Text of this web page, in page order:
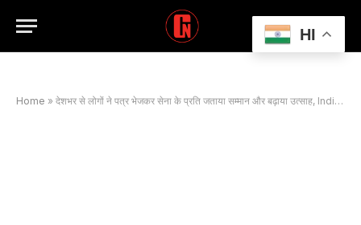
Home » देशभर से लोगों ने पत्र भेजकर सेना के प्रति जताया सम्मान और बढ़ाया उत्साह, Indian Army ने ऐसे दिया जवाब
HI